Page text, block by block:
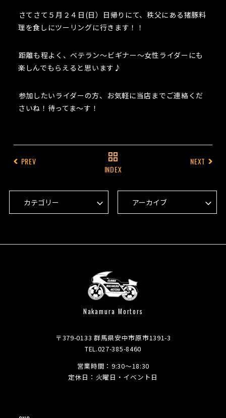
さてさて５月２４日(日）日帰りにて、秩父にある猪豚料
理を食しにツーリングに行きます！！
距離も程よく、ベテラン～ビギナー～女性ライダーにも
楽しんでもらえると思います♪
参加したいライダーの方、お気軽に当店までご連絡くだ
さいね！待ってま～す！
PREV NEXT
INDEX
Nakamura Mortors
〒379-0133 群馬県安中市原市1391-3
TEL.027-385-8460
営業時間：9:30～18:30
定休日：火曜日・イベント日